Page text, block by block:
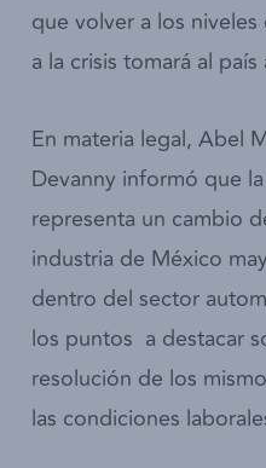
que volver a los
a la crisis tomará al
En materia legal, Abel
Devanny informó que
representa un cambio
industria de México
dentro del sector
los puntos a destacar
resolución de los
las condiciones